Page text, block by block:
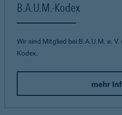
B.A.U.M.-Kodex
Wir sind Mitglied bei B.A.U.M. e.
Kodex.
mehr